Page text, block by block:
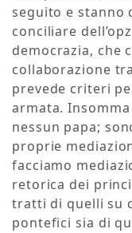
seguito e stanno
conciliare
democrazia, che
collaborazione
prevede criteri
armata.
nessun papa;
proprie
facciamo
retorica dei
tratti di quelli su
pontefici sia di